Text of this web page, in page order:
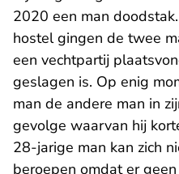
2020 een man
hostel gingen de twee
een vechtpartij
geslagen is. Op enig
man de andere man in
gevolge waarvan hij
28-jarige man kan zich
beroepen omdat er